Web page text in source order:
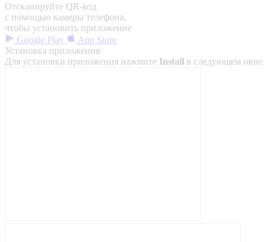
Отсканируйте QR-код
с помощью камеры телефона,
чтобы установить приложение
Google Play
App Store
Установка приложения
Для установки приложения нажмите Install в следующем окне